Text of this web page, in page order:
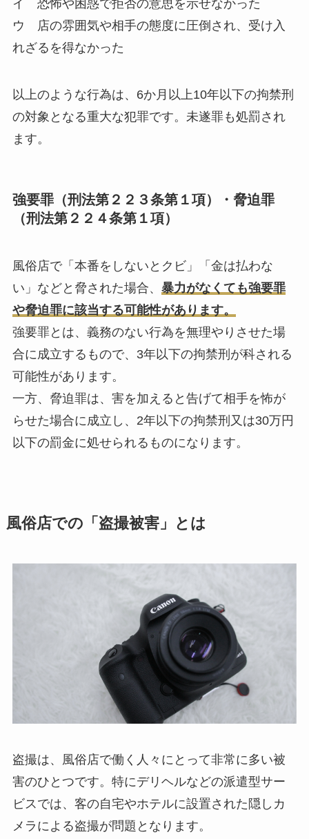
イ 恐怖や困惑で拒否の意思を示せなかった
ウ 店の雰囲気や相手の態度に圧倒され、受け入
れざるを得なかった
以上のような行為は、6か月以上10年以下の拘禁刑
の対象となる重大な犯罪です。未遂罪も処罰され
ます。
強要罪（刑法第２２３条第１項）・脅迫罪
（刑法第２２４条第１項）
風俗店で「本番をしないとクビ」「金は払わな
い」などと脅された場合、 暴力がなくても強要罪
や脅迫罪に該当する可能性があります。
強要罪とは、義務のない行為を無理やりさせた場
合に成立するもので、3年以下の拘禁刑が科される
可能性があります。
一方、脅迫罪は、害を加えると告げて相手を怖が
らせた場合に成立し、2年以下の拘禁刑又は30万円
以下の罰金に処せられるものになります。
風俗店での「盗撮被害」とは
盗撮は、風俗店で働く人々にとって非常に多い被
害のひとつです。特にデリヘルなどの派遣型サー
ビスでは、客の自宅やホテルに設置された隠しカ
メラによる盗撮が問題となります。